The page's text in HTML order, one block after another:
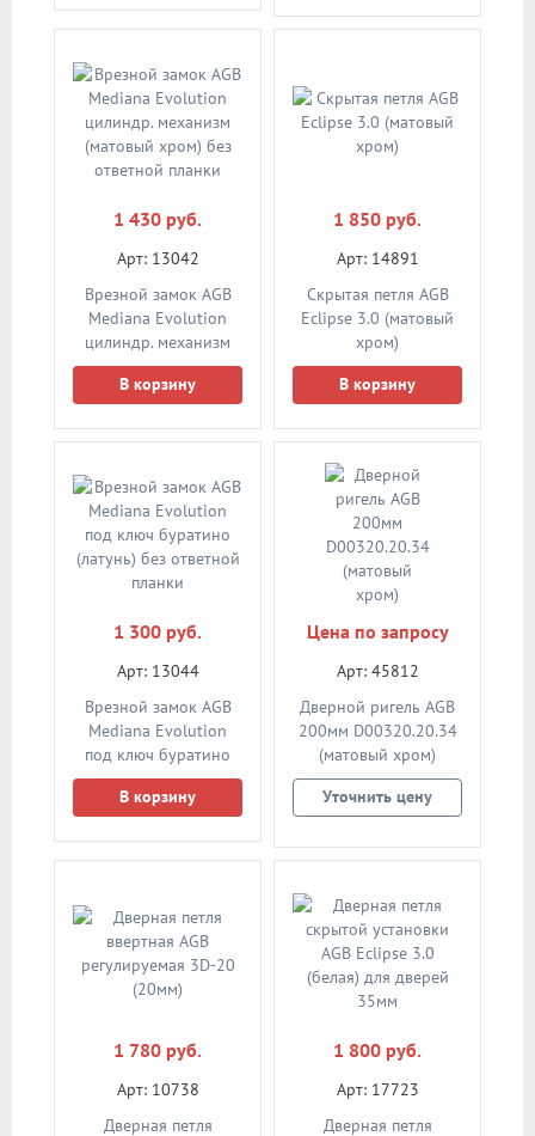
1 430 руб.
Арт: 13042
Врезной замок AGB
Mediana Evolution
цилиндр. механизм
(матовый хром) без
ответной планки
В корзину
1 850 руб.
Арт: 14891
Скрытая петля AGB
Eclipse 3.0 (матовый
хром)
В корзину
1 300 руб.
Арт: 13044
Врезной замок AGB
Mediana Evolution
под ключ буратино
(латунь) без ответной
планки
В корзину
Цена по запросу
Арт: 45812
Дверной ригель AGB
200мм D00320.20.34
(матовый хром)
Уточнить цену
1 780 руб.
Арт: 10738
Дверная петля
1 800 руб.
Арт: 17723
Дверная петля